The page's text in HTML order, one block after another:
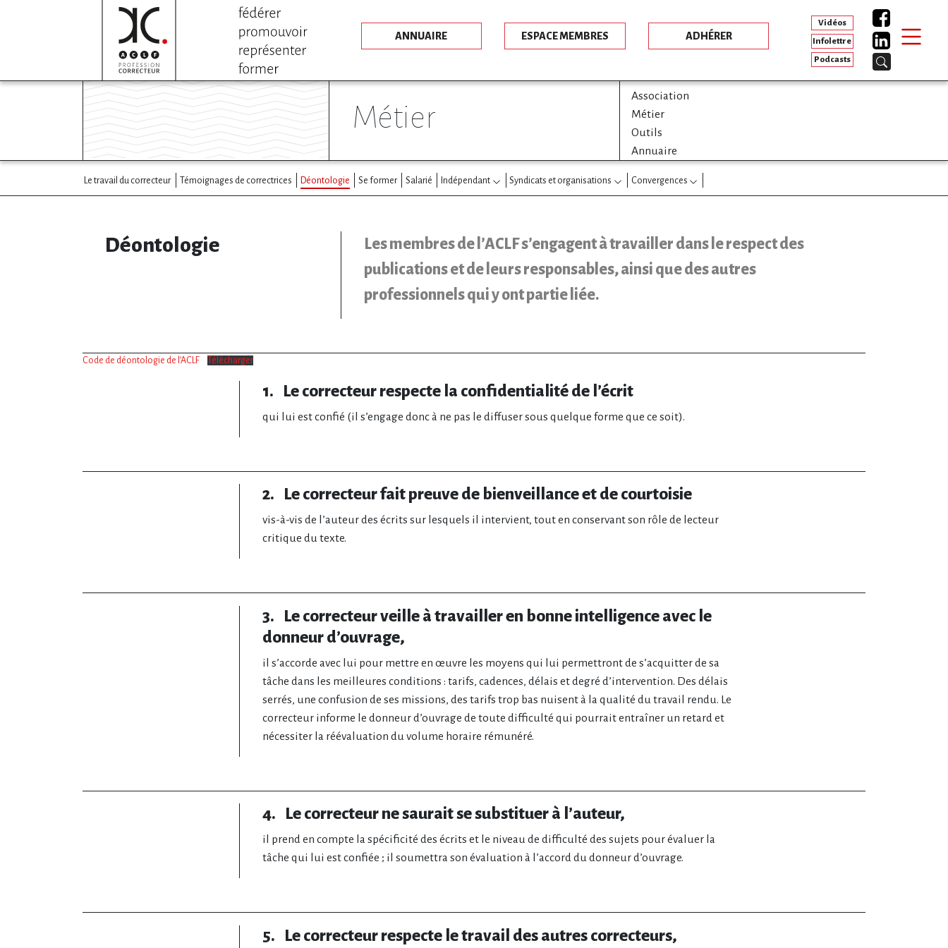
ANNUAIRE ESPACE MEMBRES ADHÉRER
Vidéos
Infolettre
Podcasts
métier
Association
Métier
Outils
Annuaire
Le travail du correcteur Témoignages de correctrices Déontologie Se former Salarié Indépendant Syndicats et organisations Convergences
Déontologie
Les membres de l’ACLF s’engagent à travailler dans le respect des
publications et de leurs responsables, ainsi que des autres
professionnels qui y ont partie liée.
Code de déontologie de l’ACLF Télécharger
1. Le correcteur respecte la confidentialité de l’écrit
qui lui est confié (il s’engage donc à ne pas le diffuser sous quelque forme que ce soit).
2. Le correcteur fait preuve de bienveillance et de courtoisie
vis-à-vis de l’auteur des écrits sur lesquels il intervient, tout en conservant son rôle de lecteur
critique du texte.
3. Le correcteur veille à travailler en bonne intelligence avec le
donneur d’ouvrage,
il s’accorde avec lui pour mettre en œuvre les moyens qui lui permettront de s’acquitter de sa
tâche dans les meilleures conditions : tarifs, cadences, délais et degré d’intervention. Des délais
serrés, une confusion de ses missions, des tarifs trop bas nuisent à la qualité du travail rendu. Le
correcteur informe le donneur d’ouvrage de toute difficulté qui pourrait entraîner un retard et
nécessiter la réévaluation du volume horaire rémunéré.
4. Le correcteur ne saurait se substituer à l’auteur,
il prend en compte la spécificité des écrits et le niveau de difficulté des sujets pour évaluer la
tâche qui lui est confiée ; il soumettra son évaluation à l’accord du donneur d’ouvrage.
5. Le correcteur respecte le travail des autres correcteurs,